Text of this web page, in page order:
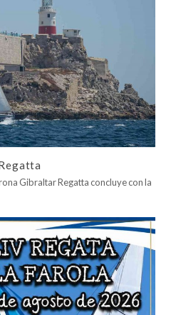
Gibraltar Regatta concluye con la